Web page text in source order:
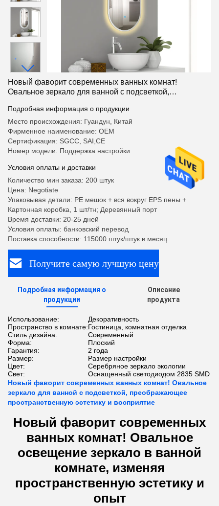
Новый фаворит современных ванных комнат!
Овальное зеркало для ванной с подсветкой,
восприятие
Подробная информация о продукции
Место происхождения: Гуандун, Китай
Фирменное наименование: OEM
Сертификация: SGCC, SAI,CE
Номер модели: Поддержка настройки
Условия оплаты и доставки
Количество мин заказа: 200 штук
Цена: Negotiate
Упаковывая детали: PE мешок + вся вокруг EPS пены +
Картонная коробка, 1 шт/тн; Деревянный порт
Время доставки: 20-25 дней
Условия оплаты: банковский перевод
Поставка способности: 115000 штук/штук в месяц
Получите самую лучшую цену
Подробная информация о
продукции
Описание
продукта
Использование:
Декоративность
Пространство в комнате:Гостиница, комнатная отделка
Стиль дизайна:
Современный
Форма:
Плоский
Гарантия:
2 года
Размер:
Размер настройки
Цвет:
Серебряное зеркало экологии
Свет:
Оснащенный светодиодом 2835 SMD
Новый фаворит современных ванных комнат! Овальное
зеркало для ванной с подсветкой, преображающее
пространственную эстетику и восприятие
Новый фаворит современных
ванных комнат! Овальное
освещение зеркало в ванной
комнате, изменяя
пространственную эстетику и
опыт